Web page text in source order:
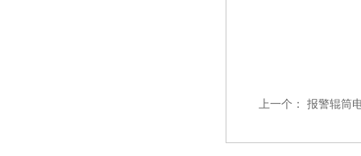
上一个： 报警辊筒